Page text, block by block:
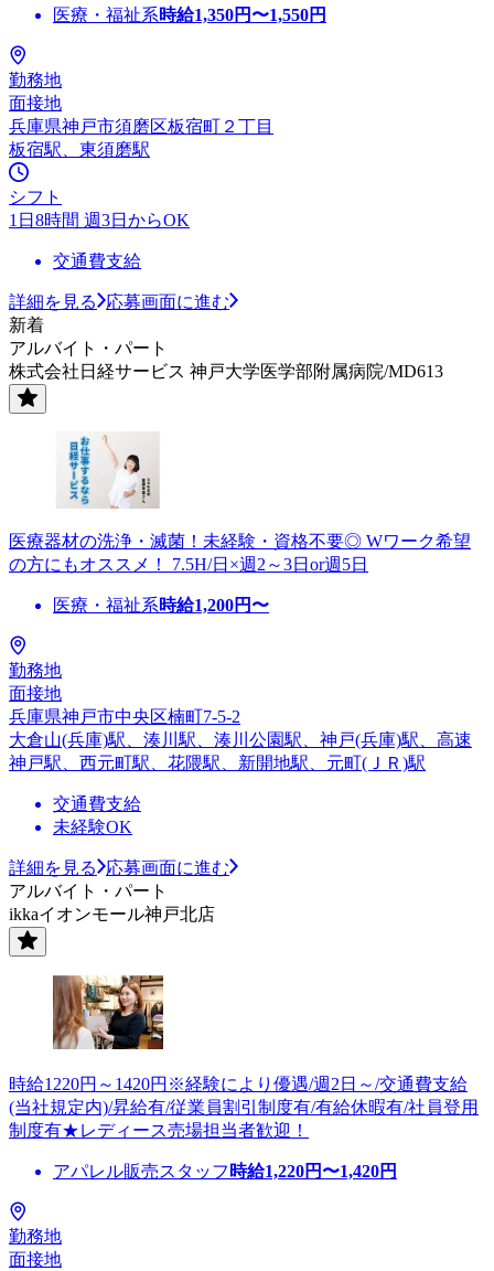
医療・福祉系時給1,350円〜1,550円
勤務地
面接地
兵庫県神戸市須磨区板宿町２丁目
板宿駅、東須磨駅
シフト
1日8時間 週3日からOK
交通費支給
詳細を見る
応募画面に進む
新着
アルバイト・パート
株式会社日経サービス 神戸大学医学部附属病院/MD613
医療器材の洗浄・滅菌！未経験・資格不要◎ Wワーク希望
の方にもオススメ！ 7.5H/日×週2～3日or週5日
医療・福祉系時給1,200円〜
勤務地
面接地
兵庫県神戸市中央区楠町7-5-2
大倉山(兵庫)駅、湊川駅、湊川公園駅、神戸(兵庫)駅、高速
神戸駅、西元町駅、花隈駅、新開地駅、元町(ＪＲ)駅
交通費支給
未経験OK
詳細を見る
応募画面に進む
アルバイト・パート
ikkaイオンモール神戸北店
時給1220円～1420円※経験により優遇/週2日～/交通費支給
(当社規定内)/昇給有/従業員割引制度有/有給休暇有/社員登用
制度有★レディース売場担当者歓迎！
アパレル販売スタッフ 時給1,220円〜1,420円
勤務地
面接地